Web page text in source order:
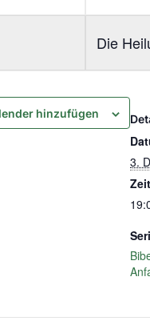
Die
hinzufügen
3.